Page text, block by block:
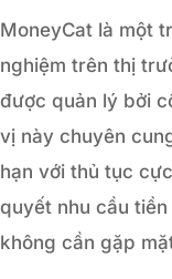
MoneyCat là một
nghiệm trên thị
được quản lý bởi
vị này chuyên
hạn với thủ tục
quyết nhu cầu
không cần gặp